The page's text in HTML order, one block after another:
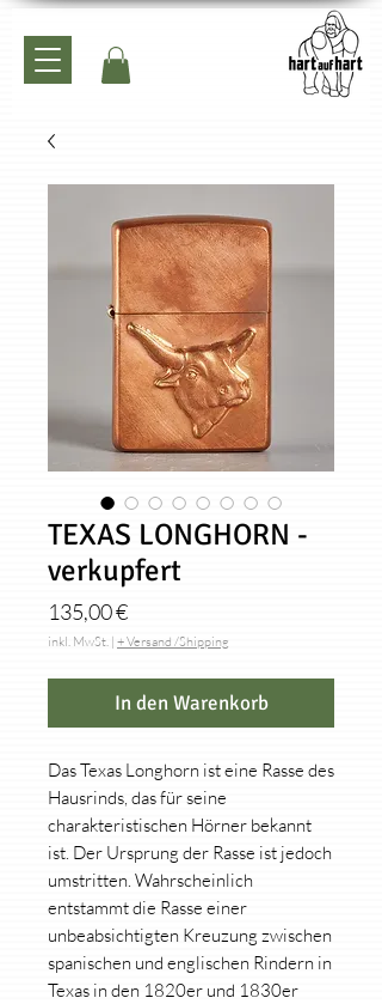
TEXAS LONGHORN -
verkupfert
135,00 €Preis
inkl. MwSt. | + Versand /Shipping
In den Warenkorb
Das Texas Longhorn ist eine Rasse des
Hausrinds, das für seine
charakteristischen Hörner bekannt
ist. Der Ursprung der Rasse ist jedoch
umstritten. Wahrscheinlich
entstammt die Rasse einer
unbeabsichtigten Kreuzung zwischen
spanischen und englischen Rindern in
Texas in den 1820er und 1830er